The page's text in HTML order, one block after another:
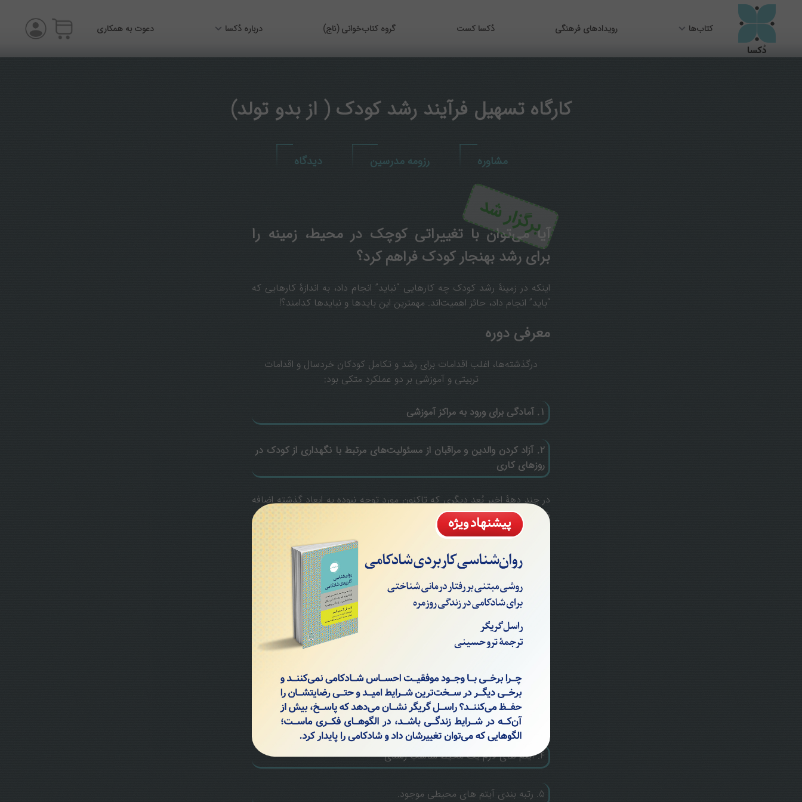
کتاب‌ها رویدادهای فرهنگی دُکسا کست گروه کتاب‌خوانی (ناج) درباره دُکسا دعوت به همکاری
کارگاه تسهیل فرآیند رشد کودک ( از بدو تولد)
مشاوره رزومه مدرسین دیدگاه
برگزار شد
آیا می‌توان با تغییراتی کوچک در محیط، زمینه را
برای رشد بهنجار کودک فراهم کرد؟
اینکه در زمینۀ رشد کودک چه کارهایی “نباید” انجام داد، به اندازۀ کارهایی که
“باید” انجام داد، حائز اهمیت‌اند. مهمترین این بایدها و نبایدها کدامند؟!
معرفی دوره
درگذشته‌ها، اغلب اقدامات برای رشد و تکامل کودکان خردسال و اقدامات
تربیتی و آموزشی بر دو عملکرد متکی بود:
1. آمادگی برای ورود به مراکز آموزشی
2. آزاد کردن والدین و مراقبان از مسئولیت‌های مرتبط با نگهداری از کودک در
روزهای کاری
در چند دهۀ اخیر بُعد دیگری که تاکنون مورد توجه نبوده به ابعاد گذشته اضافه‌
شده، و بیشتر از دو بعد قبلی مورد تأکید و تمرکز قرار گرفته است. این بُعد،
تندرستی و رفاه کودک است که بر پایۀ تسهیل رشد احساسی و ذهنی او برآورده
می‌شود. در این بُعد حق کودک برخورداری از سلامت، دریافت پشتیبانی و
مراقبت می‌باشد. مراقبت با کیفیت به‌منظور کسب مطلوب‌ترین مسیر رشد و
تکامل و ارتقا فرایند رشد از مرحلۀ آغاز بارداری به بعد است.
سرفصل های دوره تسهیل رشد کودک
4. آیتم های لازم یک محیط مناسب رشدی
5. رتبه بندی آیتم های محیطی موجود.